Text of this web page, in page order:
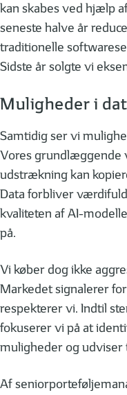
kan skabes ved hjælp
seneste halve år
traditionelle
Sidste år solgte vi
Muligheder i
Samtidig ser vi
Vores grundlæggende
udstrækning kan
Data forbliver
kvaliteten af AI-
på.
Vi køber dog ikke
Markedet signalerer
respekterer vi. Indtil
fokuserer vi på at
muligheder og udviser
Af